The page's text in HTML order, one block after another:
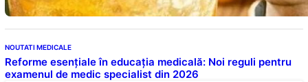
NOUTATI MEDICALE
Reforme esențiale în educația medicală: Noi reguli pentru
examenul de medic specialist din 2026